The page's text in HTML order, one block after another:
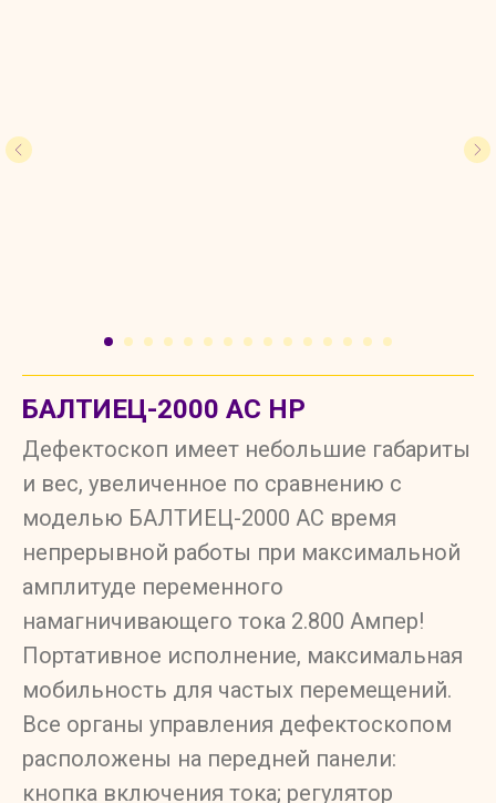
БАЛТИЕЦ-2000 AC HP
Дефектоскоп имеет небольшие габариты
и вес, увеличенное по сравнению с
моделью БАЛТИЕЦ-2000 AC время
непрерывной работы при максимальной
амплитуде переменного
намагничивающего тока 2.800 Ампер!
Портативное исполнение, максимальная
мобильность для частых перемещений.
Все органы управления дефектоскопом
расположены на передней панели:
кнопка включения тока; регулятор